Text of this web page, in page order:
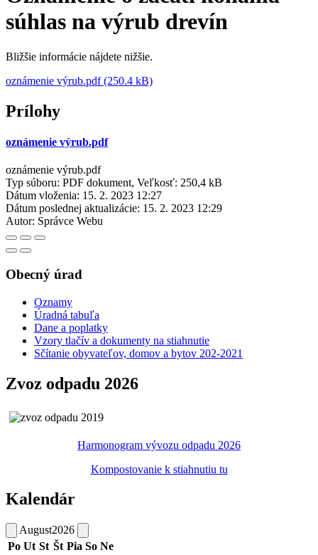
súhlas na výrub drevín
Bližšie informácie nájdete nižšie.
oznámenie výrub.pdf (250.4 kB)
Prílohy
oznámenie výrub.pdf
oznámenie výrub.pdf
Typ súboru: PDF dokument, Veľkosť: 250,4 kB
Dátum vloženia: 15. 2. 2023 12:27
Dátum poslednej aktualizácie: 15. 2. 2023 12:29
Autor: Správce Webu
Obecný úrad
Oznamy
Úradná tabuľa
Dane a poplatky
Vzory tlačív a dokumenty na stiahnutie
Sčítanie obyvateľov, domov a bytov 202-2021
Zvoz odpadu 2026
Harmonogram vývozu odpadu 2026
Kompostovanie k stiahnutiu tu
Kalendár
August2026
Po Ut St Št Pia So Ne